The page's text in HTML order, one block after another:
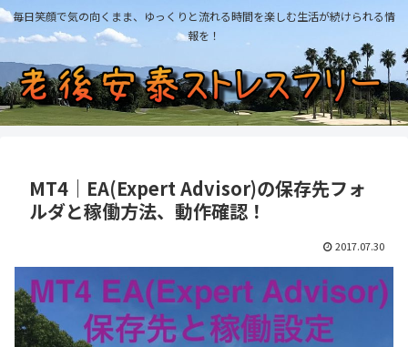
毎日笑顔で気の向くまま、ゆっくりと流れる時間を楽しむ生活が続けられる情
報を！
MT4｜EA(Expert Advisor)の保存先フォ
ルダと稼働方法、動作確認！
2017.07.30